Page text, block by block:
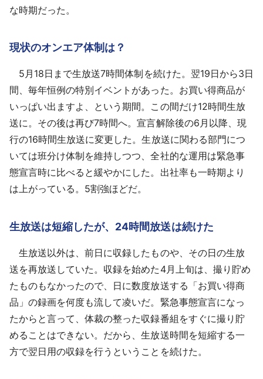
な時期だった。
現状のオンエア体制は？
5月18日まで生放送7時間体制を続けた。翌19日から3日
間、毎年恒例の特別イベントがあった。お買い得商品が
いっぱい出ますよ、という期間。この間だけ12時間生放
送に。その後は再び7時間へ。宣言解除後の6月以降、現
行の16時間生放送に変更した。生放送に関わる部門につ
いては班分け体制を維持しつつ、全社的な運用は緊急事
態宣言時に比べると緩やかにした。出社率も一時期より
は上がっている。5割強ほどだ。
生放送は短縮したが、24時間放送は続けた
生放送以外は、前日に収録したものや、その日の生放
送を再放送していた。収録を始めた4月上旬は、撮り貯め
たものもなかったので、日に数度放送する「お買い得商
品」の録画を何度も流して凌いだ。緊急事態宣言になっ
たからと言って、体裁の整った収録番組をすぐに撮り貯
めることはできない。だから、生放送時間を短縮する一
方で翌日用の収録を行うということを続けた。